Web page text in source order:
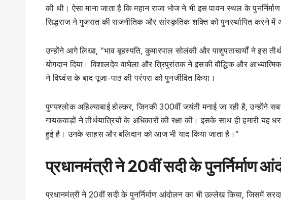
की थी। ऐसा माना जाता है कि महान राजा भोज ने भी इस पावन स्थल के
सिद्धराज ने गुजरात की राजनीतिक और सांस्कृतिक शक्ति को पुनर्स्थापित करने में
उन्होंने आगे लिखा, “भाव बृहस्पति, कुमारपाल सोलंकी और पाशुपताचार्यों ने इस
योगदान दिया। विशालदेव वाघेला और त्रिपुरांतक ने इसकी बौद्धिक और
ने विध्वंस के बाद पूजा-पाठ की परंपरा को पुनर्जीवित किया।
पुण्यश्लोक अहिल्याबाई होल्कर, जिनकी 300वीं जयंती मनाई जा रही है, उन्होंने
गायकवाड़ों ने तीर्थयात्रियों के अधिकारों की रक्षा की। इसके साथ ही हमारी यह
हुई है। उनके साहस और बलिदान को आज भी याद किया जाता है।”
प्रधानमंत्री ने 20वीं सदी के पुनर्निर्माण
प्रधानमंत्री ने 20वीं सदी के पुनर्निर्माण आंदोलन का भी उल्लेख किया, जिसमें